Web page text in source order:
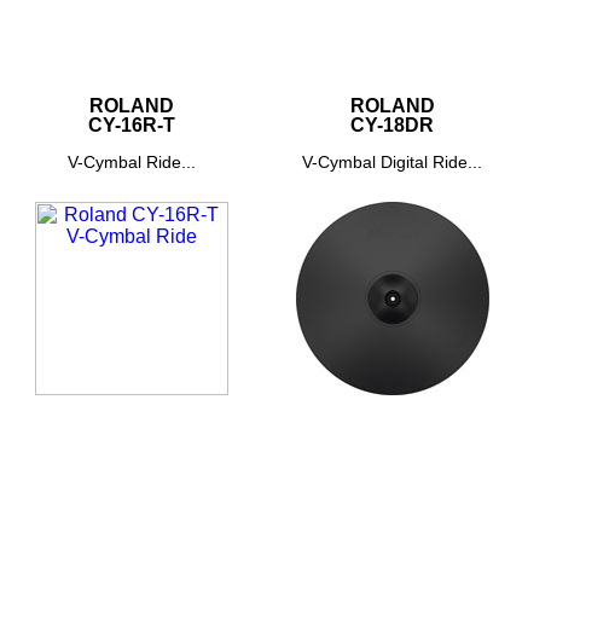
ROLAND
CY-16R-T
V-Cymbal Ride...
ROLAND
CY-18DR
V-Cymbal Digital Ride...